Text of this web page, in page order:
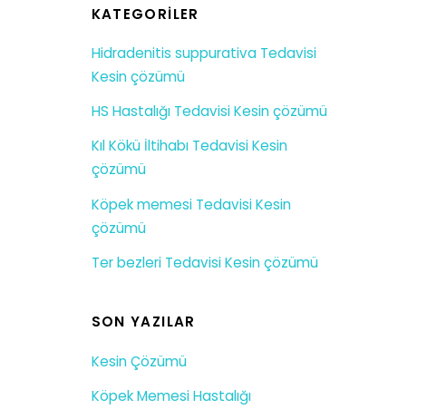
KATEGORILER
Hidradenitis suppurativa Tedavisi
Kesin çözümü
HS Hastalığı Tedavisi Kesin çözümü
Kıl Kökü İltihabı Tedavisi Kesin
çözümü
Köpek memesi Tedavisi Kesin
çözümü
Ter bezleri Tedavisi Kesin çözümü
SON YAZILAR
Kesin Çözümü
Köpek Memesi Hastalığı